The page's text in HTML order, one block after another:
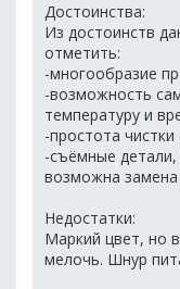
Достоинства:
Из достоинств
отметить:
-многообразие
-возможность
температуру и
-простота чистки
-съёмные
возможна замена
Недостатки:
Маркий цвет, но
мелочь. Шнур